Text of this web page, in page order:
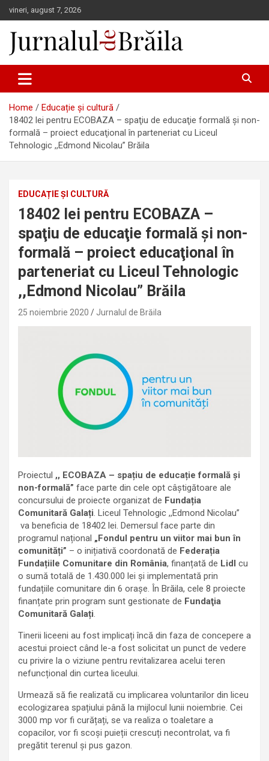
Skip
to
content
vineri, august 7, 2026
Jurnalul de Brăila
Home
Educație și cultură
18402 lei pentru ECOBAZA – spaţiu de educaţie formală şi non-
formală – proiect educaţional în parteneriat cu Liceul
Tehnologic ,,Edmond Nicolau” Brăila
EDUCAȚIE ȘI CULTURĂ
18402 lei pentru ECOBAZA –
spaţiu de educaţie formală şi non-
formală – proiect educaţional în
parteneriat cu Liceul Tehnologic
,,Edmond Nicolau” Brăila
25 noiembrie 2020 Jurnalul de Brăila
Proiectul ,, ECOBAZA – spațiu de educație formală și
non-formală” face parte din cele opt câștigătoare ale
concursului de proiecte organizat de Fundația
Comunitară Galați. Liceul Tehnologic ,,Edmond Nicolau”
va beneficia de 18402 lei. Demersul face parte din
programul național „Fondul pentru un viitor mai bun în
comunități” – o inițiativă coordonată de Federația
Fundațiile Comunitare din România, finanțată de Lidl cu
o sumă totală de 1.430.000 lei și implementată prin
fundațiile comunitare din 6 orașe. În Brăila, cele 8 proiecte
finanțate prin program sunt gestionate de Fundaţia
Comunitară Galați.
Tinerii liceeni au fost implicați încă din faza de concepere a
acestui proiect când le-a fost solicitat un punct de vedere
cu privire la o viziune pentru revitalizarea acelui teren
nefuncțional din curtea liceului.
Urmează să fie realizată cu implicarea voluntarilor din liceu
ecologizarea spațiului până la mijlocul lunii noiembrie. Cei
3000 mp vor fi curățați, se va realiza o toaletare a
copacilor, vor fi scoși puieții crescuți necontrolat, va fi
pregătit terenul şi pus gazon.